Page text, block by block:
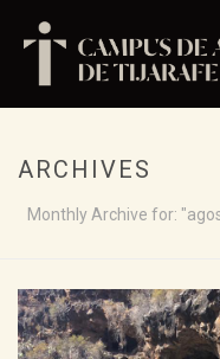
ARCHIVES
Monthly Archive for: